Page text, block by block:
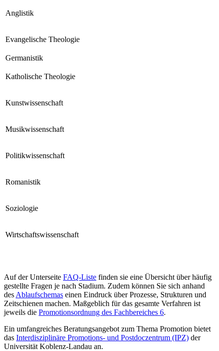
Anglistik
Evangelische Theologie
Germanistik
Katholische Theologie
Kunstwissenschaft
Musikwissenschaft
Politikwissenschaft
Romanistik
Soziologie
Wirtschaftswissenschaft
Auf der Unterseite FAQ-Liste finden sie eine Übersicht über häufig
gestellte Fragen je nach Stadium. Zudem können Sie sich anhand
des Ablaufschemas einen Eindruck über Prozesse, Strukturen und
Zeitschienen machen. Maßgeblich für das gesamte Verfahren ist
jeweils die Promotionsordnung des Fachbereiches 6.
Ein umfangreiches Beratungsangebot zum Thema Promotion bietet
das Interdisziplinäre Promotions- und Postdoczentrum (IPZ) der
Universität Koblenz-Landau an.